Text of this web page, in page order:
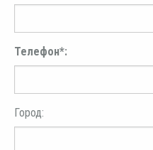
Телефон*:
Город: